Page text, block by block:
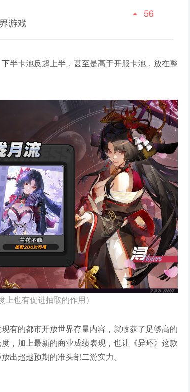
半卡池反超上半，甚至是高于开服卡池，放在整
上也有促进抽取的作用）
有的都市开放世界存量内容，就收获了足够高的
，加上最新的商业成绩表现，也让《异环》这款
出超越预期的准头部二游实力。